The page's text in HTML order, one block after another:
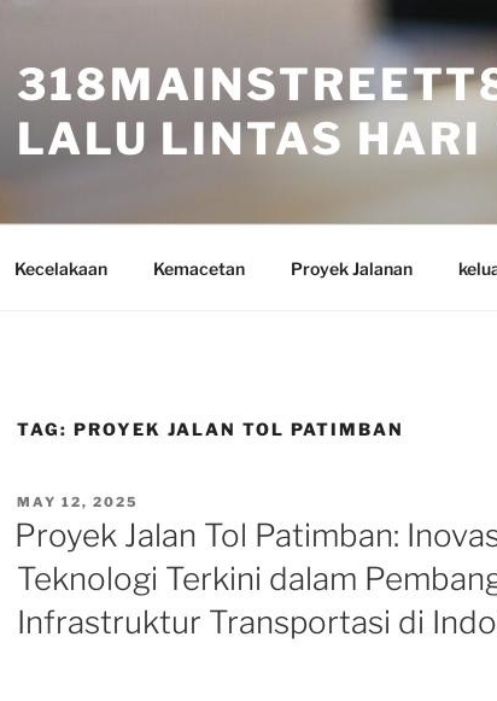
LALU LINTAS HARI
Kecelakaan Kemacetan Proyek Jalanan
TAG: PROYEK JALAN TOL PATIMBAN
POSTED
ON
MAY 12, 2025
Proyek Jalan Tol Patimban:
Teknologi Terkini dalam
Infrastruktur Transportasi di